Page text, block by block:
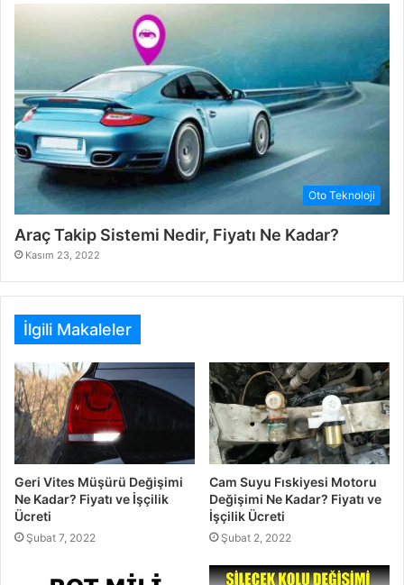
Oto Teknoloji
Araç Takip Sistemi Nedir, Fiyatı Ne Kadar?
Kasım 23, 2022
İlgili Makaleler
Geri Vites Müşürü Değişimi
Ne Kadar? Fiyatı ve İşçilik
Ücreti
Şubat 7, 2022
Cam Suyu Fıskiyesi Motoru
Değişimi Ne Kadar? Fiyatı ve
İşçilik Ücreti
Şubat 2, 2022